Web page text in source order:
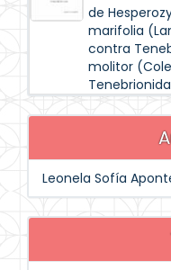
de
marifolia
contra
molitor
Leonela Sofía